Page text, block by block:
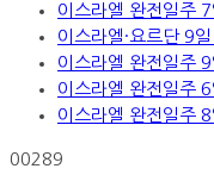
이스라엘 완전일주
이스라엘·요르단 9
이스라엘 완전일주
이스라엘 완전일주 6
이스라엘 완전일주
00289